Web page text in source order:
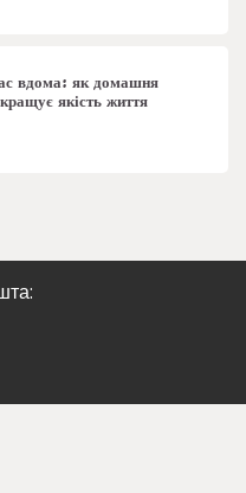
вдома: як домашня
якість життя